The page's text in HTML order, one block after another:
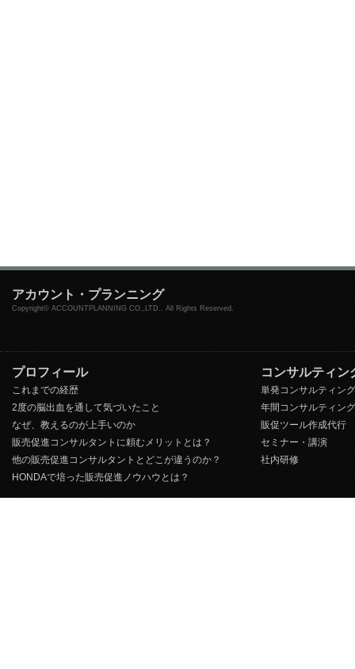
アカウント・プランニング
Copyright© ACCOUNTPLANNING CO.,LTD.. All Rights Reserved.
プロフィール
これまでの経歴
2度の脳出血を通して気づいたこと
なぜ、教えるのが上手いのか
販売促進コンサルタントに頼むメリットとは？
他の販売促進コンサルタントとどこが違うのか？
HONDAで培った販売促進ノウハウとは？
コンサルティン
単発コンサルティング
年間コンサルティング
販促ツール作成代行
セミナー・講演
社内研修